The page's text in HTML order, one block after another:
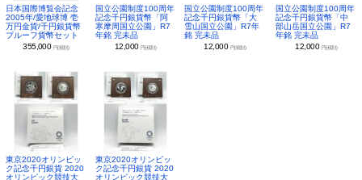
日本国際博覧会記念
2005年/愛地球博 壱
万円金貨/千円銀貨幣
プルーフ貨幣セット
355,000 円(税別)
国立公園制度100周年
記念千円銀貨幣「阿
寒摩周国立公園」R7
年銘 完未品
12,000 円(税別)
国立公園制度100周年
記念千円銀貨幣「大
雪山国立公園」R7年
銘 完未品
12,000 円(税別)
国立公園制度100周年
記念千円銀貨幣「中
部山岳国立公園」R7
年銘 完未品
12,000 円(税別)
東京2020オリンピッ
ク記念千円銀貨 2020
オリンピック競技大
東京2020オリンピッ
ク記念千円銀貨 2020
オリンピック競技大